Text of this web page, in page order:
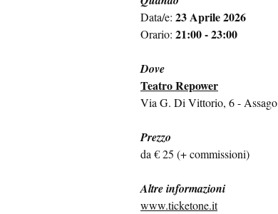
Data/e: 23 Aprile 2026
Orario: 21:00 - 23:00
Dove
Teatro Repower
Via G. Di Vittorio, 6 - Assago
Prezzo
da € 25 (+ commissioni)
Altre informazioni
www.ticketone.it